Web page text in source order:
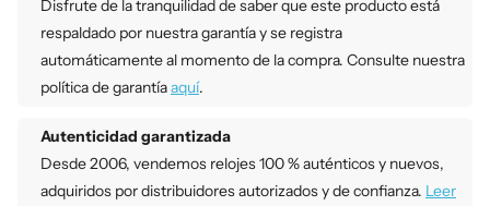
Disfrute de la tranquilidad de saber que este producto está
respaldado por nuestra garantía y se registra
automáticamente al momento de la compra. Consulte nuestra
política de garantíaaquí.
Autenticidad garantizada
Desde 2006, vendemos relojes 100 % auténticos y nuevos,
adquiridos por distribuidores autorizados y de confianza. Leer